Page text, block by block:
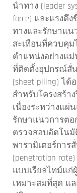
นำทาง (leader
force) และแรงดึ
ทางและรักษาแน
สะเทือนที่ควบคุ
ตำแหน่งอย่างแ
ที่ติดตั้งอุปกรณ์สั่
(sheet piling) ไ
สำหรับโครงสร้า
เนื่องระหว่างแ
รักษาแนวการตอ
ตรวจสอบอัตโน
พารามิเตอร์การ
(penetration
แบบเรียลไทม์แก่
เหมาะสมที่สุด แ